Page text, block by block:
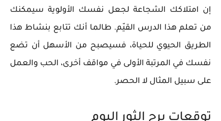
إن امتلاكك الشجاعة لجعل نفسك الأولوية سيمكنك
من تعلم هذا الدرس القيّم. طالما أنك تتابع بنشاط هذا
الطريق الحيوي للحياة، فسيصبح من الأسهل أن تضع
نفسك في المرتبة الأولى في مواقف أخرى، الحب والعمل
على سبيل المثال لا الحصر.